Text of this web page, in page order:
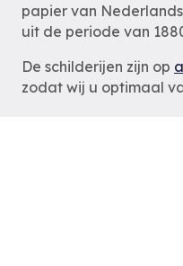
papier van
uit de periode van
De schilderijen zijn op
zodat wij u optimaal